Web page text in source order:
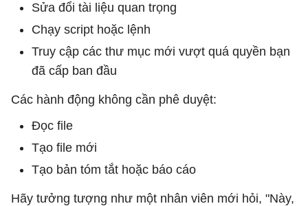
Sửa đổi tài liệu quan trọng
Chạy script hoặc lệnh
Truy cập các thư mục mới vượt quá quyền bạn
đã cấp ban đầu
Các hành động không cần phê duyệt:
Đọc file
Tạo file mới
Tạo bản tóm tắt hoặc báo cáo
Hãy tưởng tượng như một nhân viên mới hỏi, "Này,